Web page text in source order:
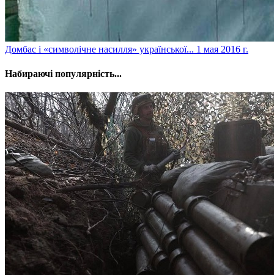
Домбас і «символічне насилля» української... 1 мая 2016 г.
Набираючі популярність...